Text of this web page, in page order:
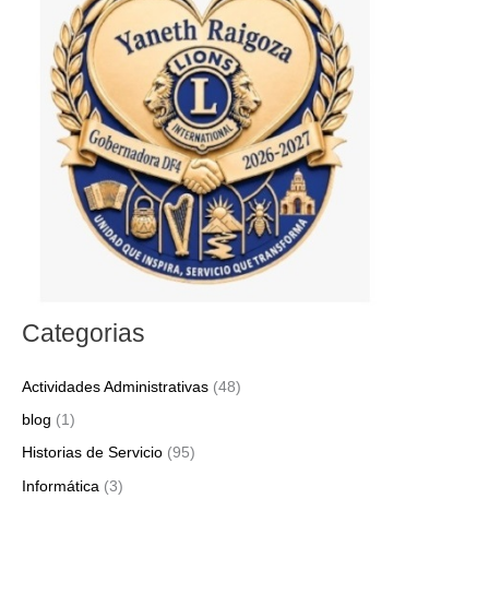
Categorias
Actividades Administrativas (48)
blog (1)
Historias de Servicio (95)
Informática (3)